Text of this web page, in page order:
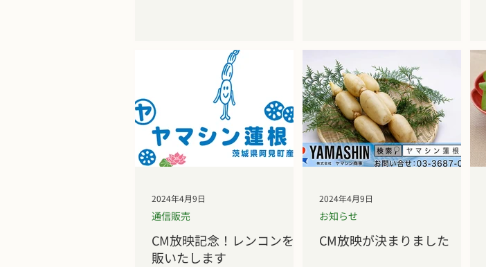
CM放映記念！レンコンを再
販いたします
通信販売
2024年4月9日
CM放映が決まりました
お知らせ
2024年4月9日